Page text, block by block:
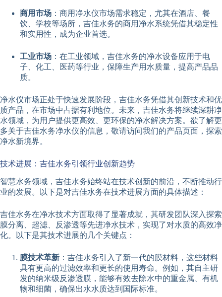
商用市场 ：商用净水仪市场需求稳定，尤其在酒店、餐
饮、学校等场所，吉佳水务的商用净水系统凭借其稳定性
和实用性，成为企业首选。
工业市场 ：在工业领域，吉佳水务的净水设备应用于电
子、化工、医药等行业，保障生产用水质量，提高产品品
质。
净水仪市场正处于快速发展阶段，吉佳水务凭借其创新技术和优
质产品，在市场中占据有利地位。未来，吉佳水务将继续深耕净
水领域，为用户提供更高效、更环保的净水解决方案。欲了解更
多关于吉佳水务净水仪的信息，敬请访问我们的产品页面，探索
净水新境界。
技术进展：吉佳水务引领行业创新趋势
智慧水务领域，吉佳水务始终站在技术创新的前沿，不断推动行
业的发展。以下是对吉佳水务在技术进展方面的具体描述：
吉佳水务在净水技术方面取得了显著成就，其研发团队深入探索
膜分离、超滤、反渗透等先进净水技术，实现了对水质的高效净
化。以下是其技术进展的几个关键点：
膜技术革新 ：吉佳水务引入了新一代的膜材料，这些材料
具有更高的过滤效率和更长的使用寿命。例如，其自主研
发的纳米级反渗透膜，能够有效去除水中的重金属、有机
物和细菌，确保出水水质达到国际标准。